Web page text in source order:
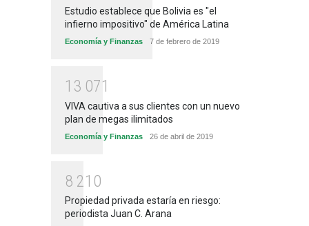
Estudio establece que Bolivia es "el
infierno impositivo" de América Latina
Economía y Finanzas 7 de febrero de 2019
1 3 071
VIVA cautiva a sus clientes con un nuevo
plan de megas ilimitados
Economía y Finanzas 26 de abril de 2019
8 21 0
Propiedad privada estaría en riesgo:
periodista Juan C. Arana